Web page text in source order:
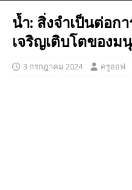
น้ำ: สิ่งจำเป็นต่อก
เจริญเติบโตของม
3 กรกฎาคม 2024 ครูออฟ